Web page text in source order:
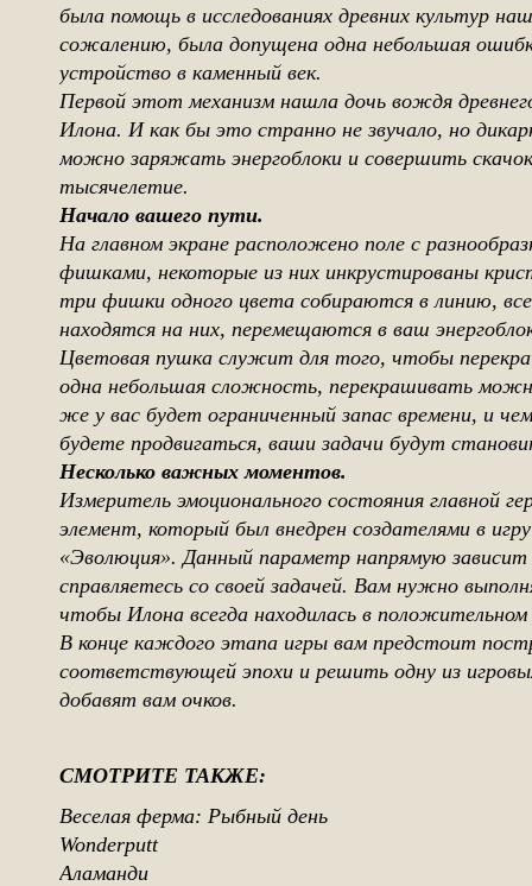
была помощь в исследованиях древних культур
сожалению, была допущена одна небольшая
устройство в каменный век.
Первой этот механизм нашла дочь вождя
Илона. И как бы это странно не звучало, но
можно заряжать энергоблоки и совершить скачок
тысячелетие.
Начало вашего пути.
На главном экране расположено поле с
фишками, некоторые из них инкрустированы
три фишки одного цвета собираются в линию,
находятся на них, перемещаются в ваш
Цветовая пушка служит для того, чтобы
одна небольшая сложность, перекрашивать
же у вас будет ограниченный запас времени, и
будете продвигаться, ваши задачи будут
Несколько важных моментов.
Измеритель эмоционального состояния главной
элемент, который был внедрен создателями в
«Эволюция». Данный параметр напрямую
справляетесь со своей задачей. Вам нужно
чтобы Илона всегда находилась в
В конце каждого этапа игры вам предстоит
соответствующей эпохи и решить одну из
добавят вам очков.
СМОТРИТЕ ТАКЖЕ:
Веселая ферма: Рыбный день
Wonderputt
Аламанди